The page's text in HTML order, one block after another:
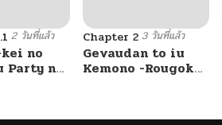
2 วันที่แล้ว
no
Party no
Chapter 2 3 วันที่แล้ว
Gevaudan to iu
Kemono -Rougoku